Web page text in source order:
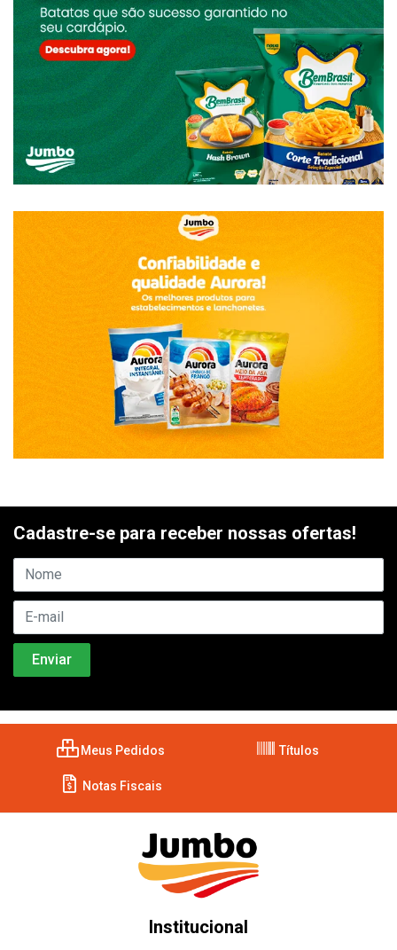
Cadastre-se para receber nossas ofertas!
Meus Pedidos Títulos
Notas Fiscais
Institucional